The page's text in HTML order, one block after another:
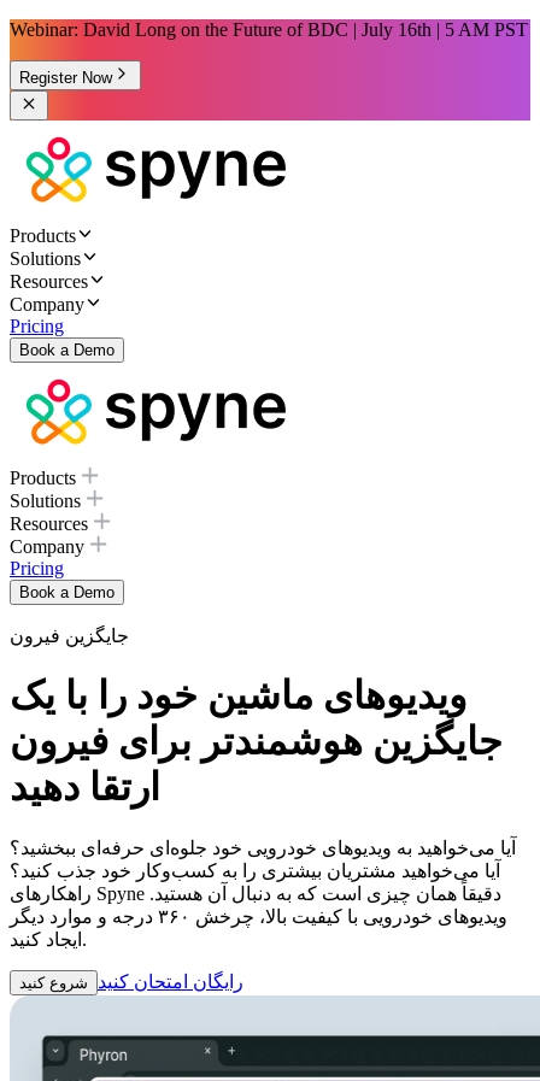
Webinar: David Long on the Future of BDC | July 16th | 5 AM PST
Register Now
Products
Solutions
Resources
Company
Pricing
Book a Demo
Products
Solutions
Resources
Company
Pricing
Book a Demo
جایگزین فیرون
ویدیوهای ماشین خود را با یک
جایگزین هوشمندتر برای فیرون
ارتقا دهید
آیا می‌خواهید به ویدیوهای خودرویی خود جلوه‌ای حرفه‌ای ببخشید؟
آیا می‌خواهید مشتریان بیشتری را به کسب‌وکار خود جذب کنید؟
راهکارهای Spyne دقیقاً همان چیزی است که به دنبال آن هستید.
ویدیوهای خودرویی با کیفیت بالا، چرخش ۳۶۰ درجه و موارد دیگر
ایجاد کنید.
شروع کنید رایگان امتحان کنید